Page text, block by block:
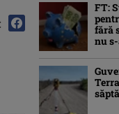
FT:
fără
nu